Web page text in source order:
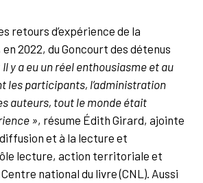
retours d’expérience de la
2022, du Goncourt des détenus
Il y a eu un réel enthousiasme et au
les participants, l’administration
auteurs, tout le monde était
», résume Édith Girard, ajointe
et à la lecture et
lecture, action territoriale et
national du livre (CNL). Aussi